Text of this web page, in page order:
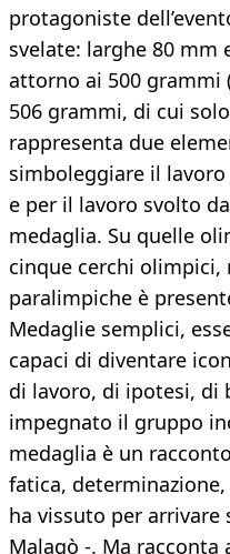
protagoniste
svelate: larghe 80 mm
attorno ai 500 grammi
506 grammi, di cui
rappresenta due
simboleggiare il
e per il lavoro svolto
medaglia. Su quelle
cinque cerchi olimpici,
paralimpiche è
Medaglie semplici,
capaci di diventare
di lavoro, di ipotesi, di
impegnato il gruppo
medaglia è un
fatica,
ha vissuto per
Malagò -. Ma racconta